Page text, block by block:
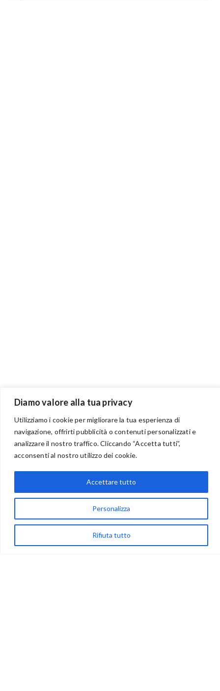
Diamo valore alla tua privacy
Utilizziamo i cookie per migliorare la tua esperienza di
navigazione, offrirti pubblicità o contenuti personalizzati e
analizzare il nostro traffico. Cliccando “Accetta tutti”,
acconsenti al nostro utilizzo dei cookie.
Personalizza
Rifiuta tutto
Accettare tutto
BENVENUTI NEL PORTALE RIVENDITORI
via Acqua delle Noci 12
83024 Monteforte Irpino (AV)
(+39) 081-7777233